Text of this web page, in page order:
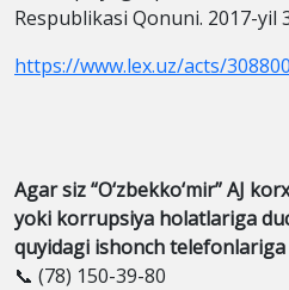
Respublikasi Qonuni. 2017-yil
https://www.lex.uz/acts/
Agar siz “O‘zbekko‘mir” AJ
yoki korrupsiya holatlariga
quyidagi ishonch
📞 (78) 150-39-80